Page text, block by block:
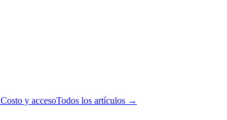
Costo y accesoTodos los artículos →